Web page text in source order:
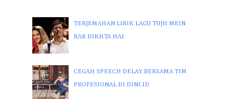
TERJEMAHAN LIRIK LAGU TUJH MEIN
RAB DIKHTA HAI
CEGAH SPEECH DELAY BERSAMA TIM
PROFESIONAL DI DINI.ID